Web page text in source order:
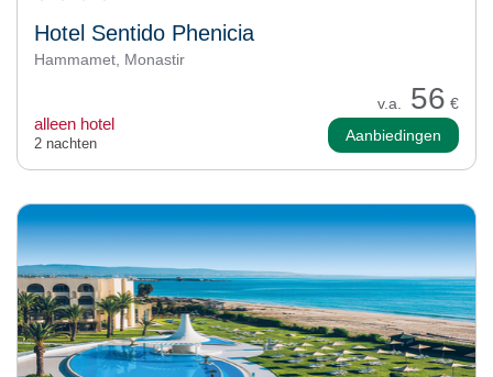
Hotel Sentido Phenicia
Hammamet, Monastir
v.a. 56 €
alleen hotel
2 nachten Aanbiedingen